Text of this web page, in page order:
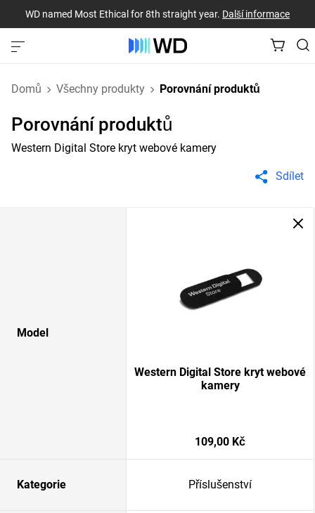
WD named Most Ethical for 8th straight year. Další informace
Domů Všechny produkty Porovnání produktů
Porovnání produktů
Western Digital Store kryt webové kamery
Sdílet
Model
Western Digital Store kryt webové
kamery
109,00 Kč
Kategorie Příslušenství